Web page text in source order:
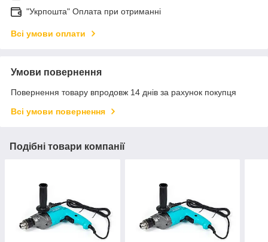
"Укрпошта" Оплата при отриманні
Всі умови оплати
Умови повернення
Повернення товару впродовж 14 днів за рахунок покупця
Всі умови повернення
Подібні товари компанії